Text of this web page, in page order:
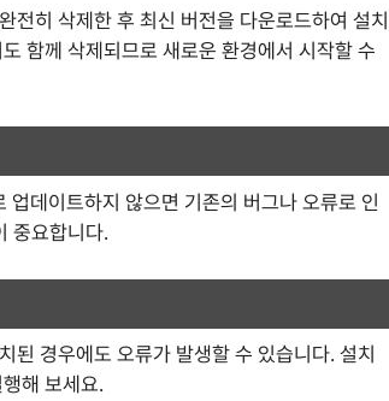
전히 삭제한 후 최신 버전을 다운로드하여 설치
함께 삭제되므로 새로운 환경에서 시작할 수
데이트하지 않으면 기존의 버그나 오류로 인
중요합니다.
된 경우에도 오류가 발생할 수 있습니다. 설치
해 보세요.